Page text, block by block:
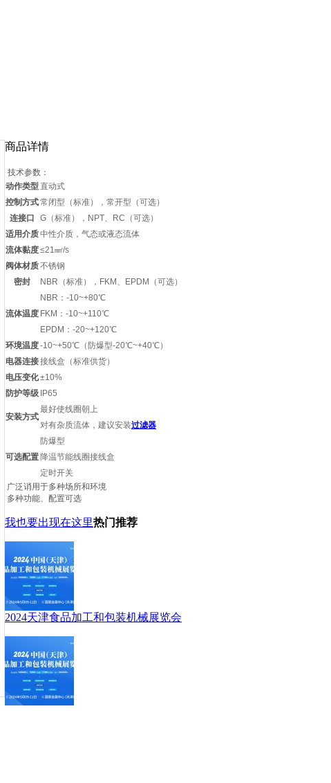
商品详情
技术参数：
动作类型直动式
控制方式常闭型（标准），常开型（可选）
连接口
G（标准），NPT、RC（可选）
适用介质中性介质，气态或液态流体
流体黏度≤21㎟/s
阀体材质不锈钢
密封
NBR（标准），FKM、EPDM（可选）
流体温度
NBR：-10~+80℃
FKM：-10~+110℃
EPDM：-20~+120℃
环境温度-10~+50℃（防爆型-20℃~+40℃）
电器连接接线盒（标准供货）
电压变化±10%
防护等级 IP65
安装方式
最好使线圈朝上
对有杂质流体，建议安装过滤器
可选配置
防爆型
降温节能线圈接线盒
定时开关
广泛诮用于多种场所和环境
多种功能、配置可选
我也要出现在这里热门推荐
2024天津食品加工和包装机械展览会